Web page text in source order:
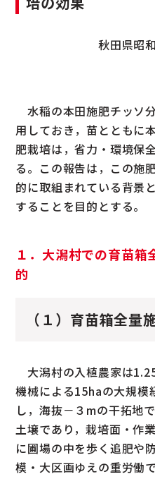
秋田県昭
水稲の本田施肥チッソ
用しておき，苗とともに
肥栽培は，省力・環境保
る。この報告は，この施
的に取組まれている背景
することを目的とする。
１．大潟村での育苗箱
的
（１）育苗箱全量
大潟村の入植農家は
機械による15haの大規模
し，海抜－３mの干拓地
土壌であり，栽培面・作
に圃場の中を歩く追肥や
模・大区画ゆえの重労働で